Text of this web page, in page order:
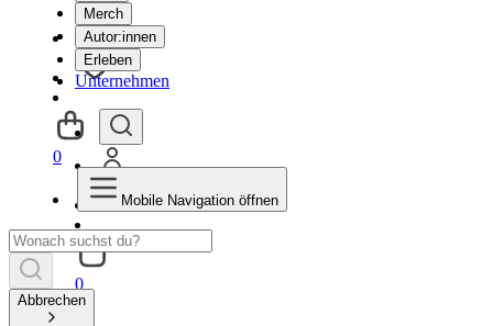
Merch
Autor:innen
Erleben
Unternehmen
0
0
Mobile Navigation öffnen
Abbrechen